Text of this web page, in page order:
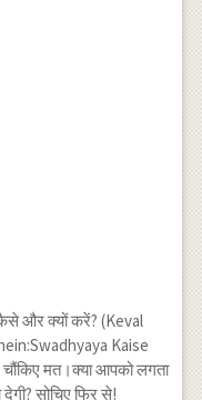
कैसे और क्यों करें? (Keval
Kaise
मत।क्या आपको लगता
सोचिए फिर से!